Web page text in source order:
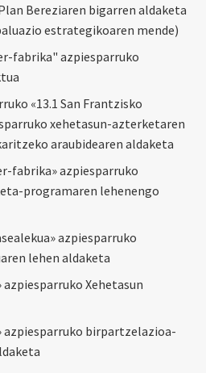
Bereziaren bigarren aldaketa
estrategikoaren mende)
fabrika" azpiesparruko
«13.1 San Frantzisko
xehetasun-azterketaren
araubidearen aldaketa
fabrika» azpiesparruko
programaren lehenengo
azpiesparruko
lehen aldaketa
azpiesparruko Xehetasun
azpiesparruko birpartzelazioa-